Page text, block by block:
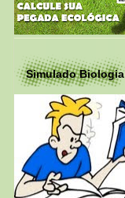
Simulado Biologia